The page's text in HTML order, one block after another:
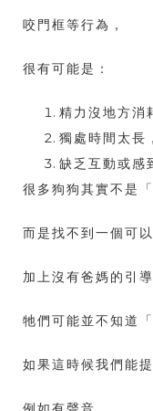
咬門框等行為，
很有可能是：
精力沒地方消
獨處時間太長
缺乏互動或感
很多狗狗其實不是
而是找不到一個可
加上沒有爸媽的引導
牠們可能並不知道
如果這時候我們能